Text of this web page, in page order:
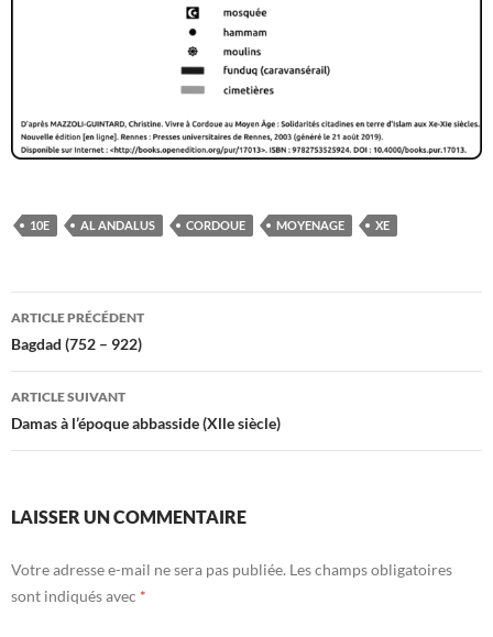
10E AL ANDALUS CORDOUE MOYENAGE XE
Navigation
des
articles
ARTICLE PRÉCÉDENT
Bagdad (752 – 922)
ARTICLE SUIVANT
Damas à l’époque abbasside (Xlle siècle)
LAISSER UN COMMENTAIRE
Votre adresse e-mail ne sera pas publiée. Les champs obligatoires
sont indiqués avec *